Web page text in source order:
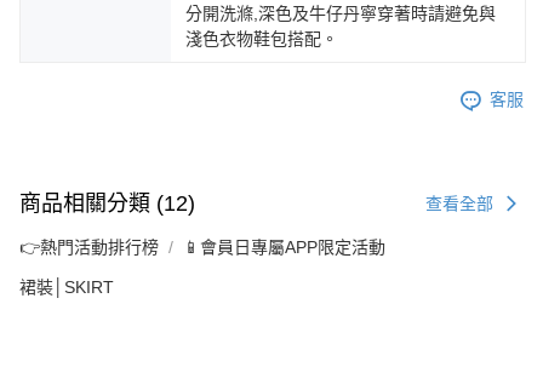
分開洗滌,深色及牛仔丹寧穿著時請避免與
淺色衣物鞋包搭配。
客服
商品相關分類 (12) 查看全部
👉熱門活動排行榜 📱會員日專屬APP限定活動
裙裝│SKIRT